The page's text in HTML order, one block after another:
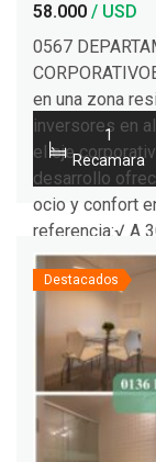
58.000 / USD
0567
en una zona
inversores en
el eje
desarrollo
ocio y confort
referencia:√ A
1
Recamara
Destacados